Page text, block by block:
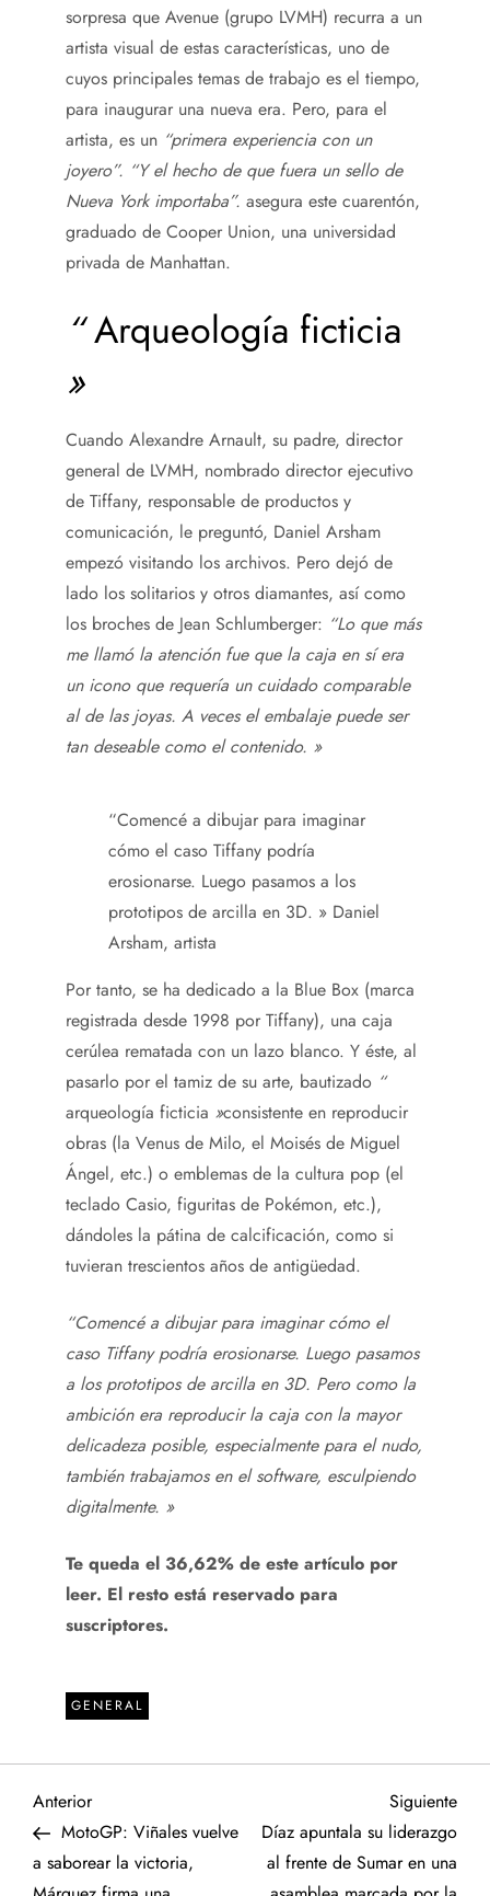
sorpresa que Avenue (grupo LVMH) recurra a un
artista visual de estas características, uno de
cuyos principales temas de trabajo es el tiempo,
para inaugurar una nueva era. Pero, para el
artista, es un “primera experiencia con un
joyero”. “Y el hecho de que fuera un sello de
Nueva York importaba”. asegura este cuarentón,
graduado de Cooper Union, una universidad
privada de Manhattan.
“Arqueología ficticia
»
Cuando Alexandre Arnault, su padre, director
general de LVMH, nombrado director ejecutivo
de Tiffany, responsable de productos y
comunicación, le preguntó, Daniel Arsham
empezó visitando los archivos. Pero dejó de
lado los solitarios y otros diamantes, así como
los broches de Jean Schlumberger: “Lo que más
me llamó la atención fue que la caja en sí era
un icono que requería un cuidado comparable
al de las joyas. A veces el embalaje puede ser
tan deseable como el contenido. »
“Comencé a dibujar para imaginar
cómo el caso Tiffany podría
erosionarse. Luego pasamos a los
prototipos de arcilla en 3D. » Daniel
Arsham, artista
Por tanto, se ha dedicado a la Blue Box (marca
registrada desde 1998 por Tiffany), una caja
cerúlea rematada con un lazo blanco. Y éste, al
pasarlo por el tamiz de su arte, bautizado “
arqueología ficticia »consistente en reproducir
obras (la Venus de Milo, el Moisés de Miguel
Ángel, etc.) o emblemas de la cultura pop (el
teclado Casio, figuritas de Pokémon, etc.),
dándoles la pátina de calcificación, como si
tuvieran trescientos años de antigüedad.
“Comencé a dibujar para imaginar cómo el
caso Tiffany podría erosionarse. Luego pasamos
a los prototipos de arcilla en 3D. Pero como la
ambición era reproducir la caja con la mayor
delicadeza posible, especialmente para el nudo,
también trabajamos en el software, esculpiendo
digitalmente. »
Te queda el 36,62% de este artículo por
leer. El resto está reservado para
suscriptores.
GENERAL
N
a
Entrada
anterior
Anterior
MotoGP: Viñales vuelve
a saborear la victoria,
Siguiente
Díaz apuntala su liderazgo
al frente de Sumar en una